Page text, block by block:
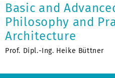
Basic and
Philosophy and
Architecture
Prof. Dipl.-Ing. Heike Büttner